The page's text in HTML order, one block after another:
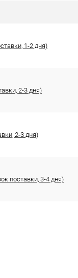
1-2 дня)
2-3 дня)
2-3 дня)
поставки, 3-4 дня)